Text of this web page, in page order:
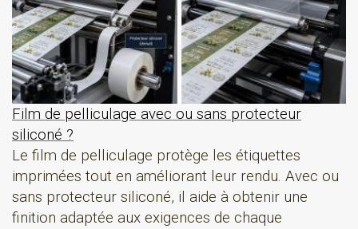
Film de pelliculage avec ou sans protecteur
siliconé ?
Le film de pelliculage protège les étiquettes
imprimées tout en améliorant leur rendu. Avec ou
sans protecteur siliconé, il aide à obtenir une
finition adaptée aux exigences de chaque